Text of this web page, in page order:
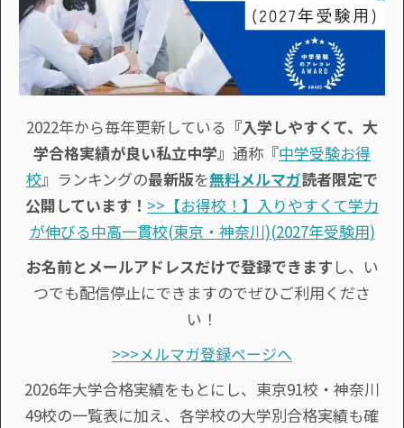
2022年から毎年更新している 『入学しやすくて、大
学合格実績が良い私立中学』 通称『中学受験お得
校』ランキングの最新版を無料メルマガ読者限定で
公開しています！ >>【お得校！】入りやすくて学力
が伸びる中高一貫校(東京・神奈川)(2027年受験用)
お名前とメールアドレスだけで登録できます し、い
つでも配信停止にできますのでぜひご利用くださ
い！
>>>メルマガ登録ページへ
2026年大学合格実績をもとにし、東京91校・神奈川
49校の一覧表に加え、各学校の大学別合格実績も確